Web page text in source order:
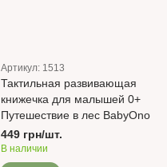
Артикул: 1513
Тактильная развивающая
книжечка для малышей 0+
Путешествие в лес BabyOno
449 грн/шт.
В наличии